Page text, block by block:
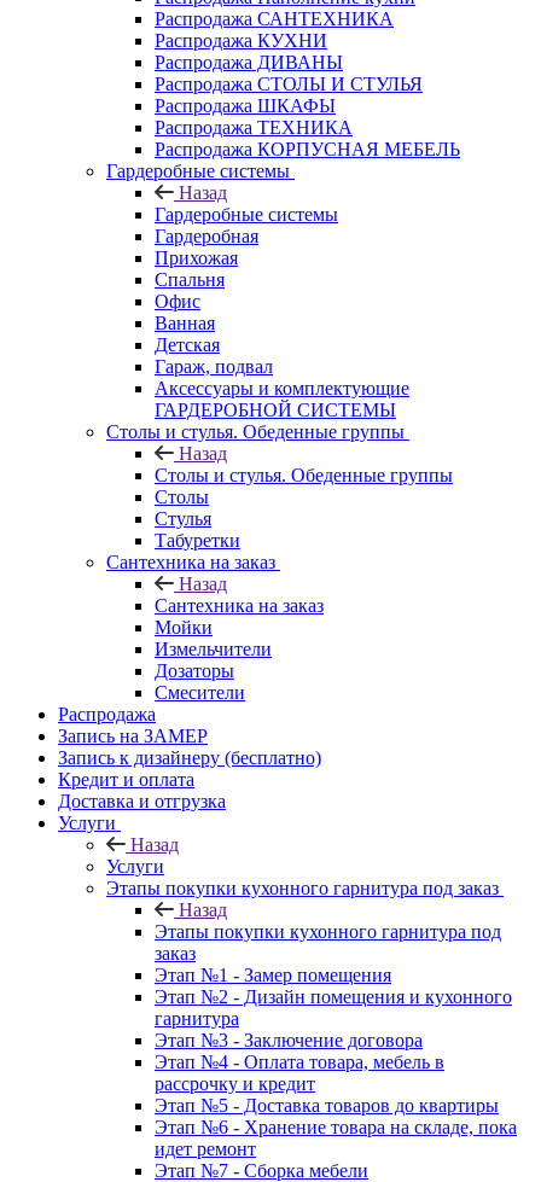
Распродажа САНТЕХНИКА
Распродажа КУХНИ
Распродажа ДИВАНЫ
Распродажа СТОЛЫ И СТУЛЬЯ
Распродажа ШКАФЫ
Распродажа ТЕХНИКА
Распродажа КОРПУСНАЯ МЕБЕЛЬ
Гардеробные системы
Назад
Гардеробные системы
Гардеробная
Прихожая
Спальня
Офис
Ванная
Детская
Гараж, подвал
Аксессуары и комплектующие
ГАРДЕРОБНОЙ СИСТЕМЫ
Столы и стулья. Обеденные группы
Назад
Столы и стулья. Обеденные группы
Столы
Стулья
Табуретки
Сантехника на заказ
Назад
Сантехника на заказ
Мойки
Измельчители
Дозаторы
Смесители
Распродажа
Запись на ЗАМЕР
Запись к дизайнеру (бесплатно)
Кредит и оплата
Доставка и отгрузка
Услуги
Назад
Услуги
Этапы покупки кухонного гарнитура под заказ
Назад
Этапы покупки кухонного гарнитура под
заказ
Этап №1 - Замер помещения
Этап №2 - Дизайн помещения и кухонного
гарнитура
Этап №3 - Заключение договора
Этап №4 - Оплата товара, мебель в
рассрочку и кредит
Этап №5 - Доставка товаров до квартиры
Этап №6 - Хранение товара на складе, пока
идет ремонт
Этап №7 - Сборка мебели